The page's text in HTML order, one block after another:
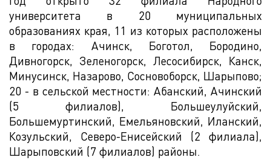
университета в 20 муниципальных
образованиях края, 11 из которых расположены
в городах: Ачинск, Боготол, Бородино,
Дивногорск, Зеленогорск, Лесосибирск, Канск,
Минусинск, Назарово, Сосновоборск, Шарыпово;
20 - в сельской местности: Абанский, Ачинский
(5 филиалов), Большеулуйский,
Большемуртинский, Емельяновский, Иланский,
Козульский, Северо-Енисейский (2 филиала),
Шарыповский (7 филиалов) районы.